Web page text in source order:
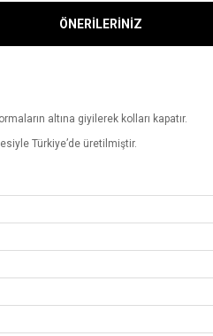
ÖNERİLERİNİZ
altına giyilerek kolları kapatır.
Türkiye’de üretilmiştir.